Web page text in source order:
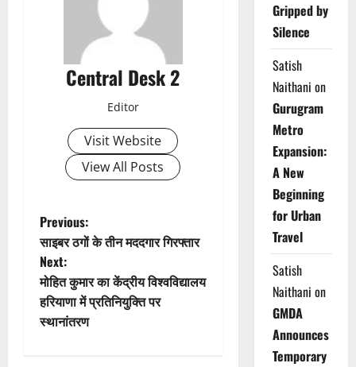
Central Desk 2
Editor
Visit Website
View All Posts
P
o
s
t
Previous:
साइबर ठगों के तीन मददगार गिरफ्तार
Next:
मोहित कुमार का केंद्रीय विश्वविद्यालय
हरियाणा में प्रतिनियुक्ति पर
स्थानांतरण
Gripped by
Silence
Satish
Naithani on
Gurugram
Metro
Expansion:
A New
Beginning
for Urban
Travel
Satish
Naithani on
GMDA
Announces
Temporary